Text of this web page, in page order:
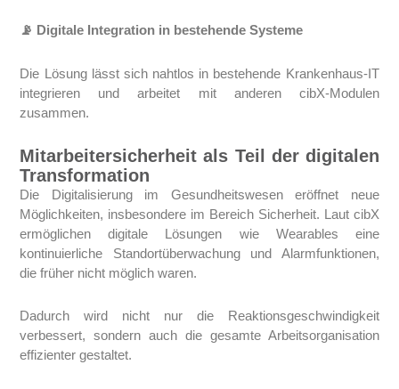
📡 Digitale Integration in bestehende Systeme
Die Lösung lässt sich nahtlos in bestehende Krankenhaus-IT
integrieren und arbeitet mit anderen cibX-Modulen
zusammen.
Mitarbeitersicherheit als Teil der digitalen
Transformation
Die Digitalisierung im Gesundheitswesen eröffnet neue
Möglichkeiten, insbesondere im Bereich Sicherheit. Laut cibX
ermöglichen digitale Lösungen wie Wearables eine
kontinuierliche Standortüberwachung und Alarmfunktionen,
die früher nicht möglich waren.
Dadurch wird nicht nur die Reaktionsgeschwindigkeit
verbessert, sondern auch die gesamte Arbeitsorganisation
effizienter gestaltet.